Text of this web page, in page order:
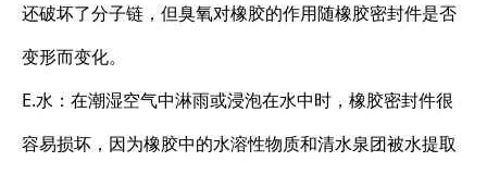
还破坏了分子链，但臭氧对橡胶的作用随橡胶密封件是否
变形而变化。
E.水：在潮湿空气中淋雨或浸泡在水中时，橡胶密封件很
容易损坏，因为橡胶中的水溶性物质和清水泉团被水提取